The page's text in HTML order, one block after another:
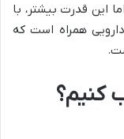
این قدرت بیشتر، با
همراه است که
کنیم؟